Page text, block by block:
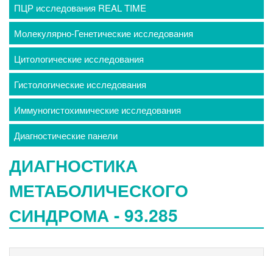
ПЦР исследования REAL TIME
Молекулярно-Генетические исследования
Цитологические исследования
Гистологические исследования
Иммуногистохимические исследования
Диагностические панели
ДИАГНОСТИКА
МЕТАБОЛИЧЕСКОГО
СИНДРОМА - 93.285